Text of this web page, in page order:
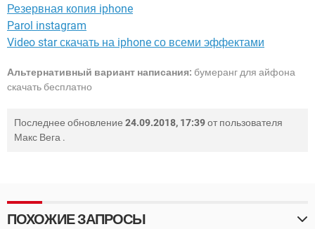
Резервная копия iphone
Parol instagram
Video star скачать на iphone со всеми эффектами
Альтернативный вариант написания: бумеранг для айфона
скачать бесплатно
Последнее обновление 24.09.2018, 17:39от пользователя
Макс Вега .
ПОХОЖИЕ ЗАПРОСЫ